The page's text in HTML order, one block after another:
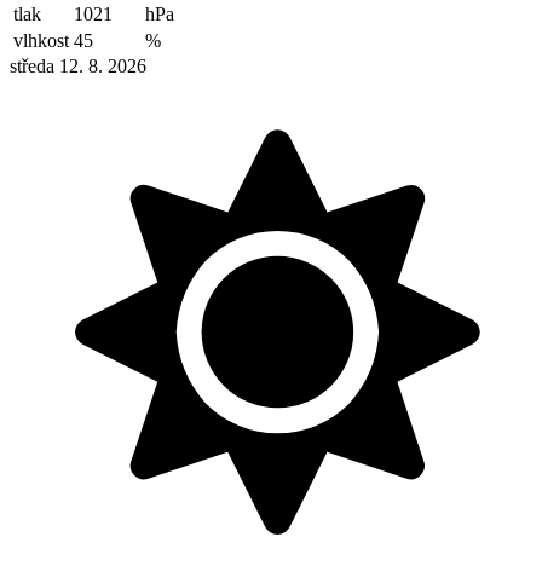
tlak
1021
hPa
vlhkost 45
%
středa 12. 8. 2026